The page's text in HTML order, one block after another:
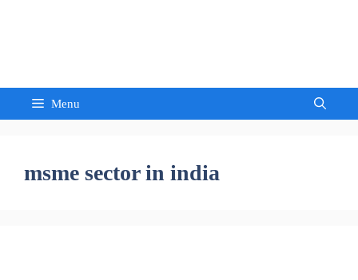
Menu
msme sector in india